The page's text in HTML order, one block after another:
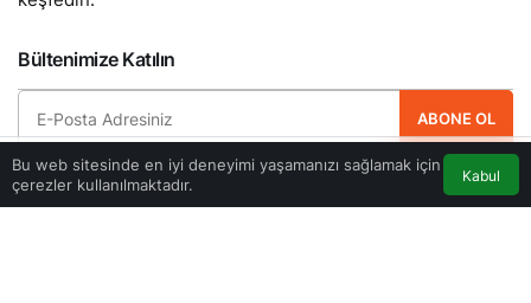
Bu web sitesinde en iyi deneyimi yaşamanızı sağlamak için
çerezler kullanılmaktadır.
Kabul
Bültenimize Katılın
ABONE OL
Hemen ücretsiz üye olun ve yeni güncellemelerden haberdar olan ilk kişi
olun.Anasayfa Akış Trafik